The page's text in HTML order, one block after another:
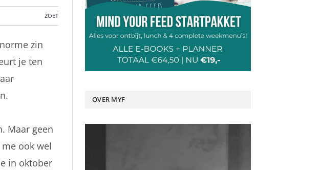
ZOET
zin
je ten
Maar geen
ook wel
in oktober
OVER MYF